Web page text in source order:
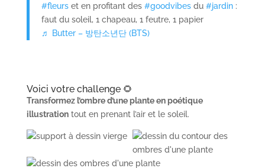
#fleurset en profitant des #goodvibesdu #jardin:
faut du soleil, 1 chapeau, 1 feutre, 1 papier
♬ Butter – 방탄소년단 (BTS)
Voici votre challenge 🌻
Transformez l’ombre d’une plante en poétique
illustrationtout en prenant l’air et le soleil.